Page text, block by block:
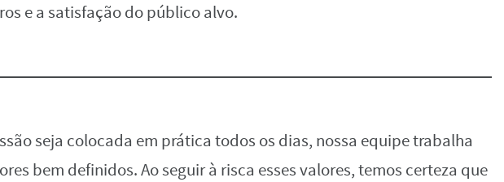
e a satisfação do público alvo.
seja colocada em prática todos os dias, nossa equipe trabalha
bem definidos. Ao seguir à risca esses valores, temos certeza que